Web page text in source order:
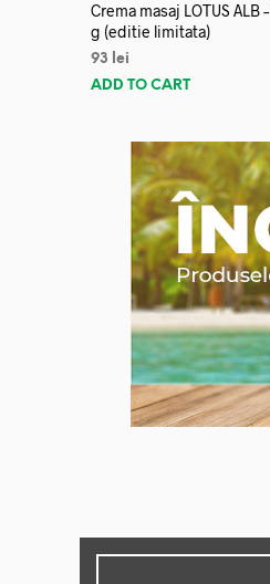
Crema masaj LOTUS ALB
g (editie limitata)
93
lei
ADD TO CART